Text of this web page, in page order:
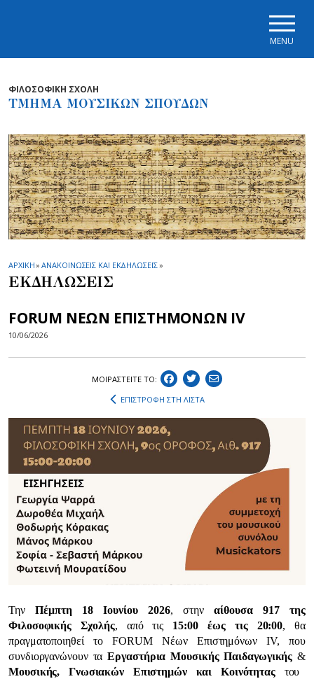
MENU
ΦΙΛΟΣΟΦΙΚΗ ΣΧΟΛΗ
ΤΜΗΜΑ ΜΟΥΣΙΚΩΝ ΣΠΟΥΔΩΝ
ΑΡΧΙΚΗ» ΑΝΑΚΟΙΝΩΣΕΙΣ ΚΑΙ ΕΚΔΗΛΩΣΕΙΣ»
ΕΚΔΗΛΩΣΕΙΣ
FORUM ΝΕΩΝ ΕΠΙΣΤΗΜΟΝΩΝ IV
10/06/2026
ΜΟΙΡΑΣΤEIΤΕ ΤΟ:
ΕΠΙΣΤΡΟΦΗ ΣΤΗ ΛΙΣΤΑ
ΤηνΠέμπτη 18 Ιουνίου 2026, στηναίθουσα 917 της
Φιλοσοφικής Σχολής, από τις 15:00 έως τις 20:00, θα
πραγματοποιηθεί το FORUM Νέων Επιστημόνων IV, που
συνδιοργανώνουν ταΕργαστήρια Μουσικής Παιδαγωγικής&
Μουσικής, Γνωσιακών Επιστημών και Κοινότητας του